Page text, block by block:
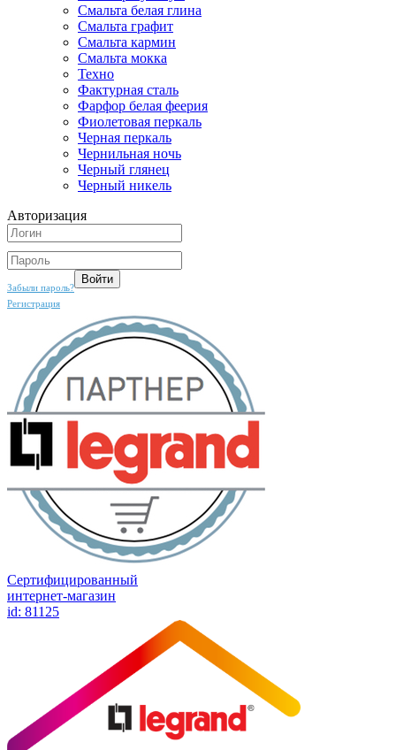
Смальта белая глина
Смальта графит
Смальта кармин
Смальта мокка
Техно
Фактурная сталь
Фарфор белая феерия
Фиолетовая перкаль
Черная перкаль
Чернильная ночь
Черный глянец
Черный никель
Авторизация
Забыли пароль?
Регистрация
Сертифицированный
интернет-магазин
id: 81125